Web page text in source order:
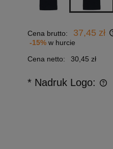
Cena brutto: 37,45 zł
-15%w hurcie
Cena netto:
30,45 zł
* Nadruk Logo: